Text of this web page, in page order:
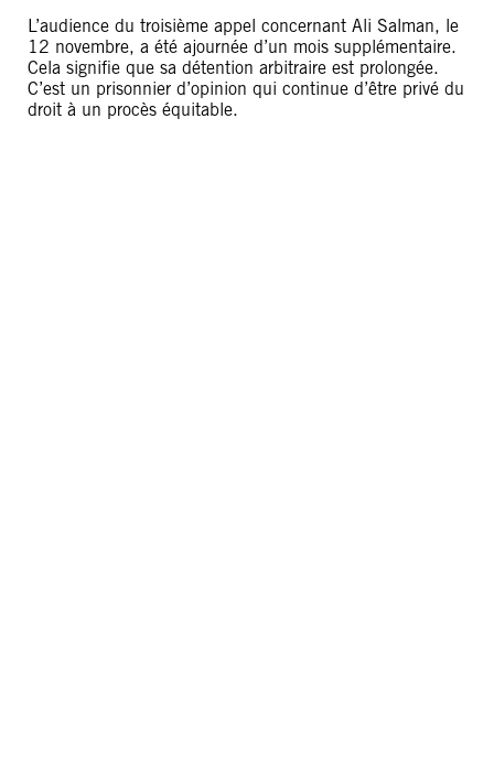
L’audience du troisième appel concernant Ali Salman, le
12 novembre, a été ajournée d’un mois supplémentaire.
Cela signifie que sa détention arbitraire est prolongée.
C’est un prisonnier d’opinion qui continue d’être privé du
droit à un procès équitable.